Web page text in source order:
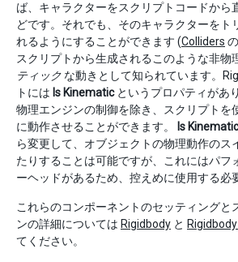
ば、キャラクターをスクリプトコードから
どです。それでも、そのキャラクターをト
れるようにすることができます (Colliders の
スクリプトから生成されるこのような非物
ティック な動きとして知られています。
トには Is Kinematicというプロパティがあ
物理エンジンの制御を除き、スクリプトを
に動作させることができます。
Is Kinematic
ら変更して、オブジェクトの物理動作のス
たりすることは可能ですが、これにはパフ
ーヘッドがあるため、控えめに使用する必
これらのコンポーネントのセッティングと
ンの詳細については Rigidbody と
てください。